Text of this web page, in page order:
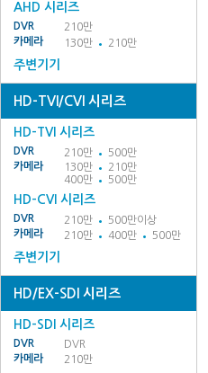
AHD 시리즈
DVR
210만
카메라
130만 210만
주변기기
HD-TVI/CVI 시리즈
HD-TVI 시리즈
DVR 210만
500만
카메라
130만
210만
400만
500만
HD-CVI 시리즈
DVR 210만
500만이상
카메라
210만 400만 500만
주변기기
HD/EX-SDI 시리즈
HD-SDI 시리즈
DVR
DVR
카메라
210만